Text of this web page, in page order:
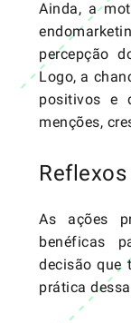
Ainda, a
percepção
Logo, a
positivos e
menções,
As ações
benéficas
decisão que
prática